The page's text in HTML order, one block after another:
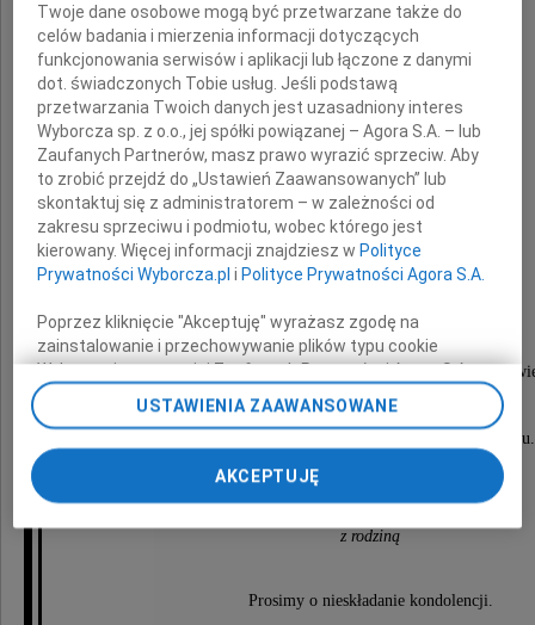
Zofia Kolendo
sybiraczka
23 kwietnia 2010 roku o godzinie 11.00
w kościele św. Marii Magdaleny na
po czym Urna z Prochami zostanie złożona
do grobu rodzinnego na miejscowym cmentarzu.
córka i syn
z rodziną
Prosimy o nieskładanie kondolencji.
Twoje dane osobowe mogą być przetwarzane także do
celów badania i mierzenia informacji dotyczących
funkcjonowania serwisów i aplikacji lub łączone z danymi
dot. świadczonych Tobie usług. Jeśli podstawą
przetwarzania Twoich danych jest uzasadniony interes
Wyborcza sp. z o.o., jej spółki powiązanej – Agora S.A. – lub
Zaufanych Partnerów, masz prawo wyrazić sprzeciw. Aby
to zrobić przejdź do „Ustawień Zaawansowanych” lub
skontaktuj się z administratorem – w zależności od
zakresu sprzeciwu i podmiotu, wobec którego jest
kierowany. Więcej informacji znajdziesz w Polityce
Prywatności Wyborcza.pl i Polityce Prywatności Agora S.A.
Poprzez kliknięcie "Akceptuję" wyrażasz zgodę na
zainstalowanie i przechowywanie plików typu cookie
Wyborczej sp. z o. o. jej Zaufanych Partnerów i Agora S.A.
na Twoim urządzeniu końcowym. Możesz też w każdej
chwili zmienić swoje preferencje dot. plików cookie,
preferencjami dot. przetwarzania danych poprzez
odnośnik „Ustawienia prywatności” w stopce serwisu i
Zmiana ustawień plików cookie możliwa jest także za
My, nasi Zaufani Partnerzy i Agora S.A. możemy
USTAWIENIA ZAAWANSOWANE
AKCEPTUJĘ